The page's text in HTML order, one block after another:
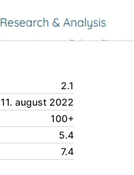
2.1
11. august 2022
100+
5.4
7.4